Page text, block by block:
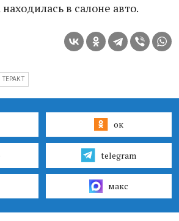
в салоне авто.
ТЕРАКТ
ок
telegram
макс